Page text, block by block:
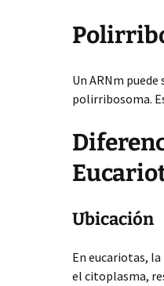
Un ARNm
polirribosoma.
Ubicación
En eucariotas,
el citoplasma,